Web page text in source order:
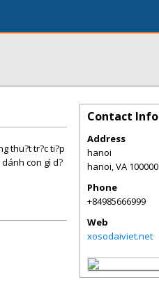
thu?t tr?c ti?p
con gì d?
Contact Info
Address
hanoi
hanoi,VA 100000
Phone
+84985666999
Web
xosodaiviet.net